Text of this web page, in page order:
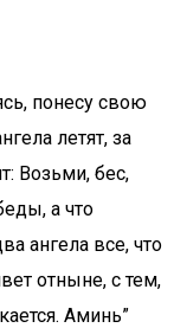
понесу свою
летят, за
Возьми, бес,
а что
ангела все, что
отныне, с тем,
Аминь”